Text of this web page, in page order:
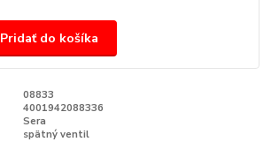
Pridať do košíka
08833
4001942088336
Sera
spätný ventil